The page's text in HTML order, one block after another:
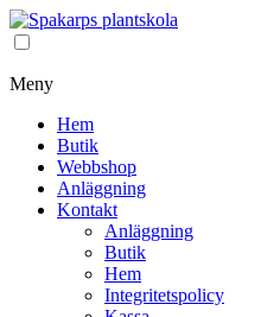
Meny
Hem
Butik
Webbshop
Anläggning
Kontakt
Anläggning
Butik
Hem
Integritetspolicy